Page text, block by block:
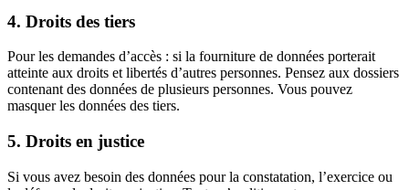
4. Droits des tiers
Pour les demandes d’accès : si la fourniture de données porterait
atteinte aux droits et libertés d’autres personnes. Pensez aux dossiers
contenant des données de plusieurs personnes. Vous pouvez
masquer les données des tiers.
5. Droits en justice
Si vous avez besoin des données pour la constatation, l’exercice ou